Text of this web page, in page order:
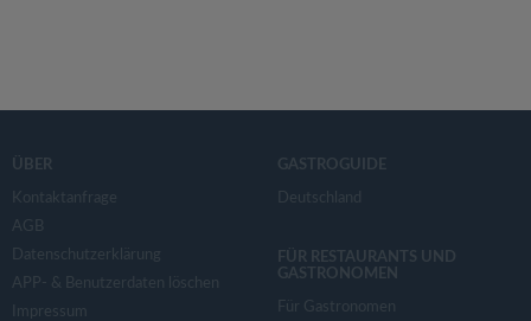
ÜBER
Kontaktanfrage
AGB
Datenschutzerklärung
APP- & Benutzerdaten löschen
Impressum
GASTROGUIDE
Deutschland
FÜR RESTAURANTS UND
GASTRONOMEN
Für Gastronomen